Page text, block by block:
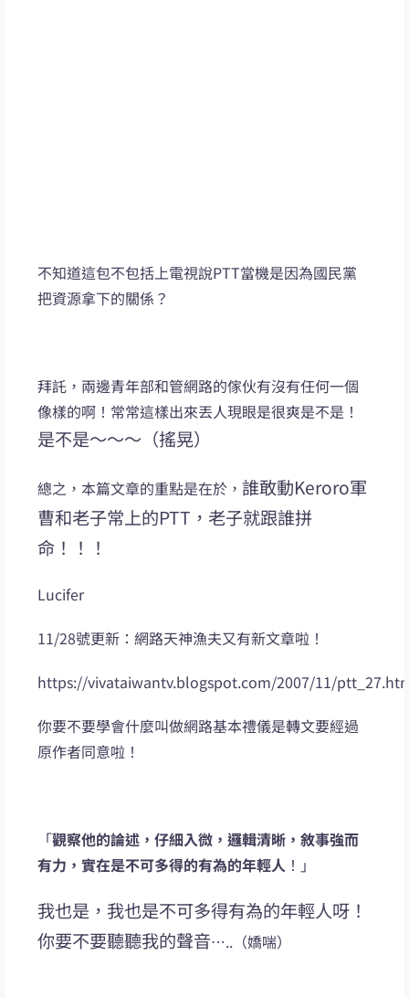
不知道這包不包括上電視說PTT當機是因為國民黨
把資源拿下的關係？
拜託，兩邊青年部和管網路的傢伙有沒有任何一個
像樣的啊！常常這樣出來丟人現眼是很爽是不是！
是不是～～～（搖晃）
總之，本篇文章的重點是在於，誰敢動Keroro軍
曹和老子常上的PTT，老子就跟誰拼
命！！！
Lucifer
11/28號更新：網路天神漁夫又有新文章啦！
https://vivataiwantv.blogspot.com/2007/11/
你要不要學會什麼叫做網路基本禮儀是轉文要經過
原作者同意啦！
「觀察他的論述，仔細入微，邏輯清晰，敘事強而
有力，實在是不可多得的有為的年輕人 ！」
我也是，我也是不可多得有為的年輕人呀！
你要不要聽聽我的聲音…..（嬌喘）